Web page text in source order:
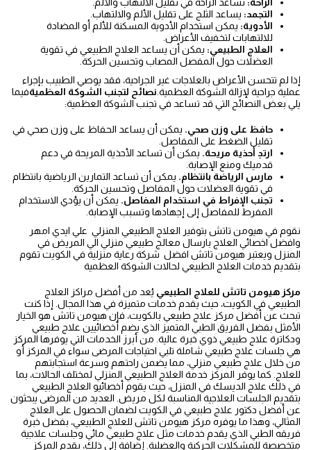
التجمد: يساعد الثلج على تقليل الألم والالتهاب.
الأدوية: يمكن استخدام الأدوية المسكنة للألم أو المضادة
للالتهابات لتخفيف الأعراض.
العلاج الطبيعي: يمكن أن يساعد العلاج الطبيعي في تقوية
العضلات حول المفصل المصاب وتحسين الحركة.
إذا لم تتحسن الأعراض بالعلاجات غير الجراحية، فقد يوصي الطبيب بإجراء
عملية جراحية لإزالة الشوكة العظمية. نصائح لتجنب الشوكة العظميةفيما
يلي بعض النصائح التي قد تساعد في تجنب الشوكة العظمية:
حافظ على وزن صحي. يمكن أن يساعد الحفاظ على وزن صحي في
تقليل الضغط على المفاصل.
ارتدِ أحذية مريحة. يمكن أن تساعد الأحذية المريحة في دعم
قدميك ومنع الإصابة.
مارس الرياضة بانتظام. يمكن أن تساعد التمارين الرياضية بانتظام
في تقوية العضلات حول المفاصل وتحسين الحركة.
تجنب الإفراط في استخدام المفاصل. يمكن أن يؤدي الاستخدام
المفرط للمفاصل إلى إجهادها وتسبب الإصابة.
نقوم في هيومن تاتش بتوفير العلاج الطبيعي المنزلي علي ايدي امهر
وافضل اخصائي العلاج بارسال معالج طبيعي منزلي الي المريض في
المنزل ويعتبر هيومن تاتش افضل شركة رعاية منزلية في الكويت تقوم
بتقديم خدمات العلاج الطبيعي لحالات الشوكة العظمية
مركز هيومن تاتش للعلاج الطبيعي يُعد من أفضل مراكز العلاج
الطبيعي في الكويت، حيث يقدم خدمات متميزة في هذا المجال. إذا كنت
تبحث عن أفضل مركز علاج طبيعي بالكويت، فإن هيومن تاتش هو الخيار
الأمثل بفضل الفريق الطبي المتميز الذي يضم أخصائيين علاج طبيعي
ودكاترة علاج طبيعي ذوي خبرة عالية. من أبرز الخدمات التي يوفرها المركز
هي جلسات علاج طبيعي شاملة تلبي احتياجات المرضى سواء في المركز أو
من خلال علاج طبيعي منزلي، مما يضمن راحتهم وسرعة استجابتهم
للعلاج. كما يوفر المركز خدمة العلاج الطبيعي المنزلي لمختلف الحالات، بما
في ذلك علاج الديسك في المنزل، حيث يقوم أخصائيو العلاج الطبيعي
بتقديم الجلسات العلاجية المناسبة لكل مريض. العديد من المرضى يبحثون
عن أفضل دكتور علاج طبيعي في الكويت لضمان الحصول على العلاج
المثالي، وهذا ما يوفره مركز هيومن تاتش للعلاج الطبيعي، بفضل خبرة
فريقه الطبي الذي يقدم خدمات مثل علاج طبيعي مائي وجلسات علاجية
متخصصة للمشكلات الحركية والعضلية. إضافة إلى ذلك، يقدم المركز